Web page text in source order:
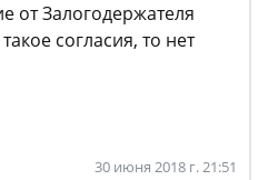
от Залогодержателя
согласия, то нет
30 июня 2018 г. 21:51